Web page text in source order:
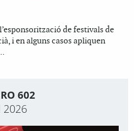
de festivals de
i en alguns casos apliquen
602
2026